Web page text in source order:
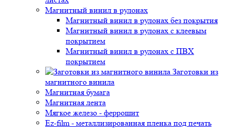
Магнитный винил в рулонах
Магнитный винил в рулонах без покрытия
Магнитный винил в рулонах с клеевым
покрытием
Магнитный винил в рулонах с ПВХ
покрытием
Заготовки из
магнитного винила
Магнитная бумага
Магнитная лента
Мягкое железо - феррошит
Ez-film - металлизированная пленка под печать